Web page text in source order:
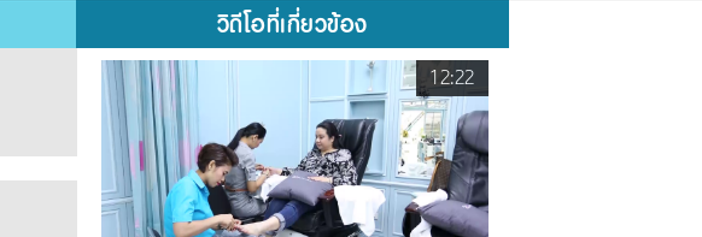
วิดีโอที่เกี่ยวข้อง
12:22